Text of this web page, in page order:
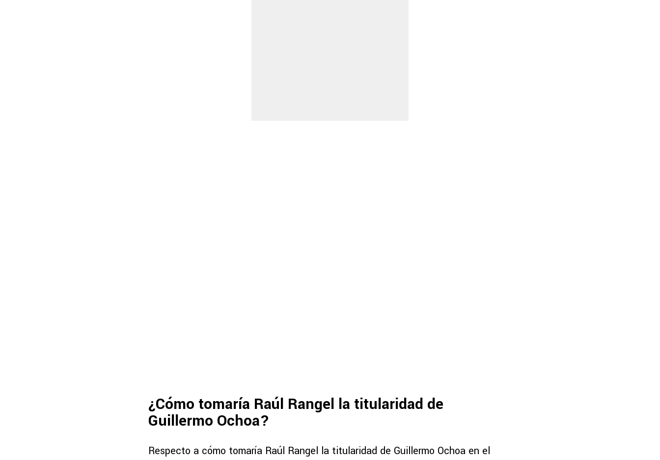
¿Cómo tomaría Raúl Rangel la titularidad de
Guillermo Ochoa?
Respecto a cómo tomaría Raúl Rangel la titularidad de Guillermo Ochoa en el